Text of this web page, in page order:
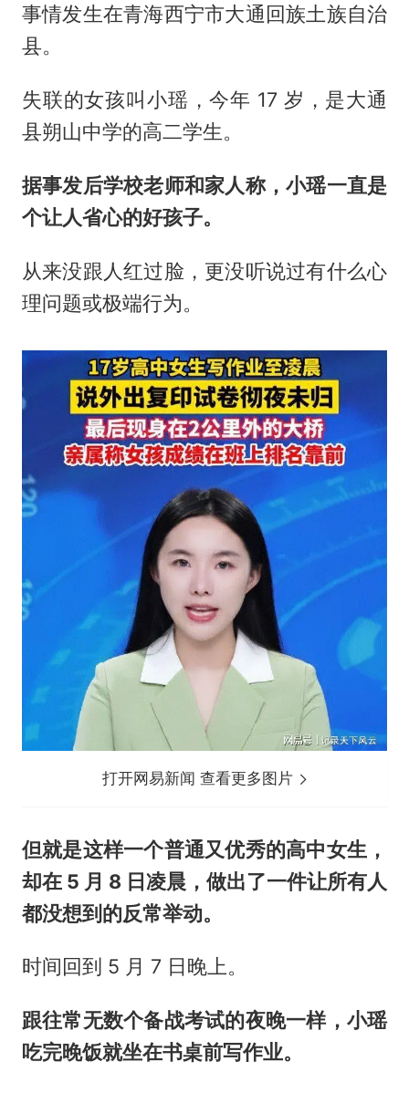
事情发生在青海西宁市大通回族土族自治
县。
失联的女孩叫小瑶，今年 17 岁，是大通
县朔山中学的高二学生。
据事发后学校老师和家人称，小瑶一直是
个让人省心的好孩子。
从来没跟人红过脸，更没听说过有什么心
理问题或极端行为。
打开网易新闻 查看更多图片
但就是这样一个普通又优秀的高中女生，
却在 5 月 8 日凌晨，做出了一件让所有人
都没想到的反常举动。
时间回到 5 月 7 日晚上。
跟往常无数个备战考试的夜晚一样，小瑶
吃完晚饭就坐在书桌前写作业。